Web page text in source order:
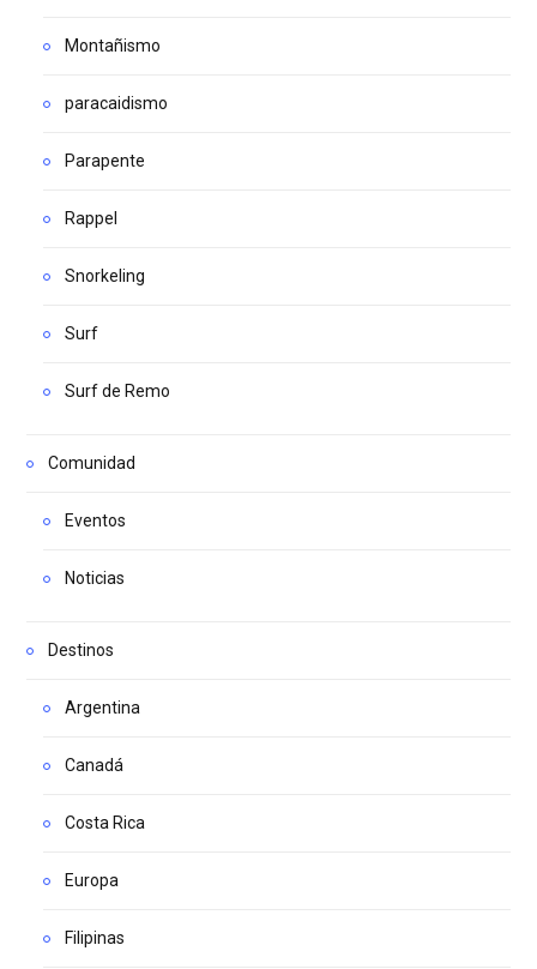
Montañismo
paracaidismo
Parapente
Rappel
Snorkeling
Surf
Surf de Remo
Comunidad
Eventos
Noticias
Destinos
Argentina
Canadá
Costa Rica
Europa
Filipinas